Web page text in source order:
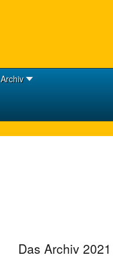
Das Archiv 2021